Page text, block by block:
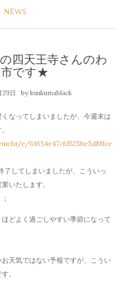
NEWS
四天王寺さんのわ
です★
29日 bykuukumablack
なってしまいましたが、今週末は
e/61654e47cfd525be5d8ffce
了してしまいましたが、こういっ
いたします。
どよく過ごしやすい季節になって
天気ではない予報ですが、こうい
。